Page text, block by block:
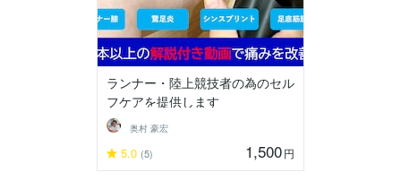
ランナー・陸上競技者の為のセル
フケアを提供します
奥村 豪宏
5.0 (5) 1,500円